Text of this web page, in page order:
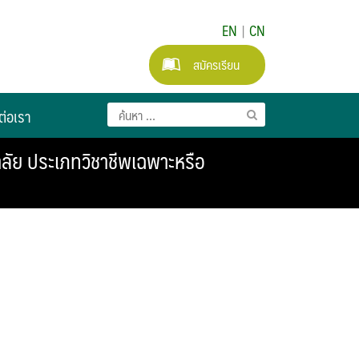
EN | CN
สมัครเรียน
เรา
ประเภทวิชาชีพเฉพาะหรือ